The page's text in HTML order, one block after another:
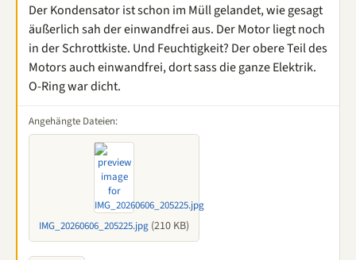
Der Kondensator ist schon im Müll gelandet, wie gesagt
äußerlich sah der einwandfrei aus. Der Motor liegt noch
in der Schrottkiste. Und Feuchtigkeit? Der obere Teil des
Motors auch einwandfrei, dort sass die ganze Elektrik.
O-Ring war dicht.
Angehängte Dateien:
IMG_20260606_205225.jpg (210 KB)